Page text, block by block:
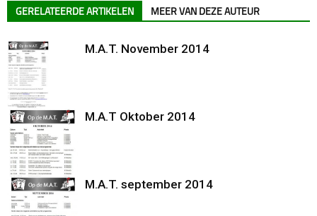
GERELATEERDE ARTIKELEN MEER VAN DEZE AUTEUR
M.A.T. November 2014
M.A.T Oktober 2014
M.A.T. september 2014